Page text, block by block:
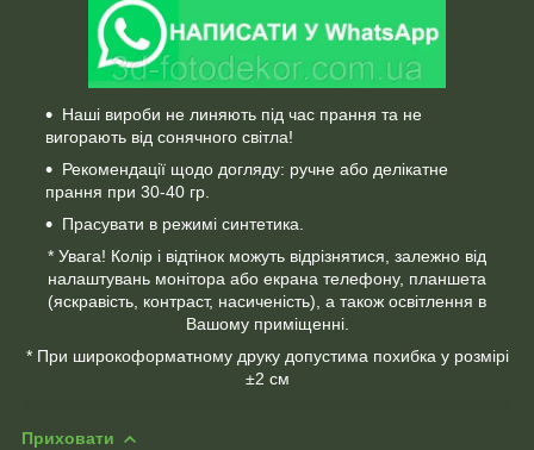
Наші вироби не линяють під час прання та не
вигорають від сонячного світла!
Рекомендації щодо догляду: ручне або делікатне
прання при 30-40 гр.
Прасувати в режимі синтетика.
* Увага! Колір і відтінок можуть відрізнятися, залежно від
налаштувань монітора або екрана телефону, планшета
(яскравість, контраст, насиченість), а також освітлення в
Вашому приміщенні.
* При широкоформатному друку допустима похибка у розмірі
±2 см
Приховати